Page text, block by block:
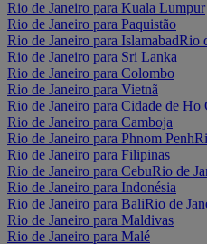
Rio de Janeiro para Kuala Lumpur
Rio de Janeiro para Paquistão
Rio de Janeiro para IslamabadRio
Rio de Janeiro para Sri Lanka
Rio de Janeiro para Colombo
Rio de Janeiro para Vietnã
Rio de Janeiro para Cidade de
Rio de Janeiro para Camboja
Rio de Janeiro para Phnom Penh
Rio de Janeiro para Filipinas
Rio de Janeiro para CebuRio de
Rio de Janeiro para Indonésia
Rio de Janeiro para BaliRio de
Rio de Janeiro para Maldivas
Rio de Janeiro para Malé